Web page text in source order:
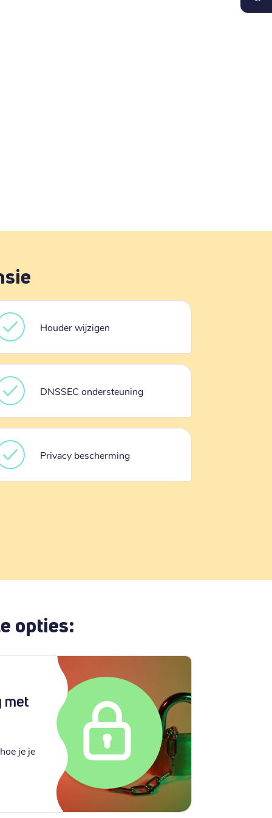
Houder wijzigen
DNSSEC ondersteuning
Privacy bescherming
opties:
met
je je